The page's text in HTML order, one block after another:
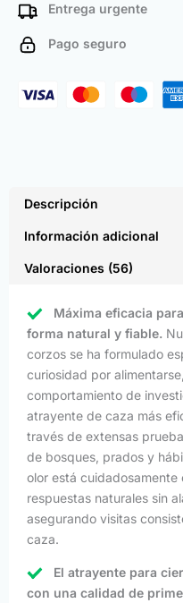
and
Deer
Pack)
Entrega urgente
Pago seguro
Descripción
Información adicional
Valoraciones (56)
Máxima eficacia
forma natural y fiable.
corzos se ha formulado
curiosidad por
comportamiento de
atrayente de caza más
través de extensas
de bosques, prados y
olor está
respuestas naturales sin
asegurando visitas
caza.
El atrayente para
con una calidad de